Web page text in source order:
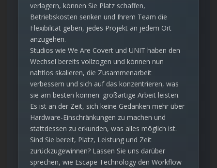
verlagern, können Sie Platz schaffen,
Betriebskosten senken und Ihrem Team die
Flexibilität geben, jedes Projekt an jedem Ort
anzugehen.
Studios wie We Are Covert und UNIT haben den
Wechsel bereits vollzogen und können nun
nahtlos skalieren, die Zusammenarbeit
verbessern und sich auf das konzentrieren, was
sie am besten können: großartige Arbeit leisten.
Es ist an der Zeit, sich keine Gedanken mehr über
Hardware-Einschränkungen zu machen und
stattdessen zu erkunden, was alles möglich ist.
Sind Sie bereit, Platz, Leistung und Zeit
zurückzugewinnen? Lassen Sie uns darüber
sprechen, wie Escape Technology den Workflow